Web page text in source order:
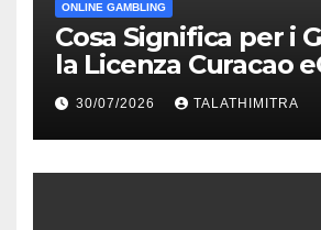
ONLINE GAMBLING
Cosa Significa per i
la Licenza Curacao
30/07/2026 TALATHIMITRA